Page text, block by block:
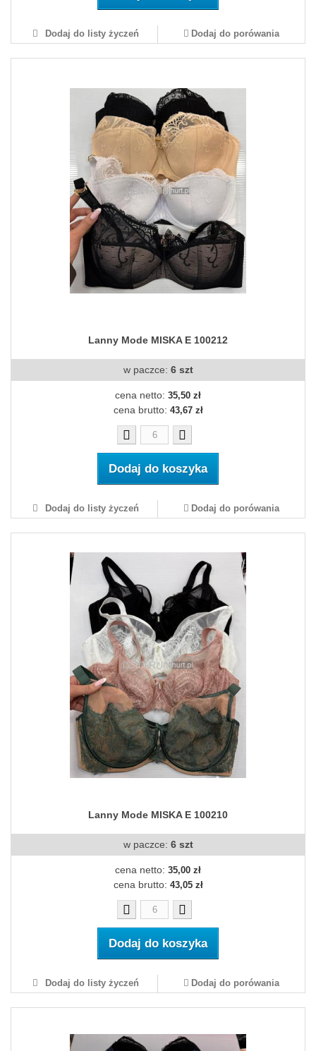
Dodaj do listy życzeń Dodaj do porówania
Lanny Mode MISKA E 100212
w paczce: 6 szt
cena netto: 35,50 zł
cena brutto: 43,67 zł
Dodaj do koszyka
Dodaj do listy życzeń Dodaj do porówania
Lanny Mode MISKA E 100210
w paczce: 6 szt
cena netto: 35,00 zł
cena brutto: 43,05 zł
Dodaj do koszyka
Dodaj do listy życzeń Dodaj do porówania